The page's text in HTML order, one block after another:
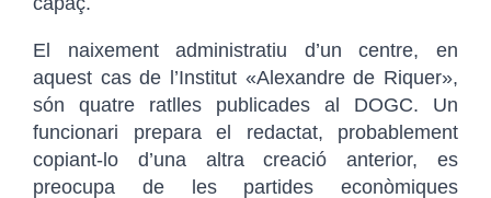
El naixement administratiu d’un centre, en
aquest cas de l’Institut «Alexandre de Riquer»,
són quatre ratlles publicades al DOGC. Un
funcionari prepara el redactat, probablement
copiant-lo d’una altra creació anterior, es
preocupa de les partides econòmiques